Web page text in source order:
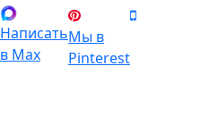
Написать
в Max
Мы в
Pinterest